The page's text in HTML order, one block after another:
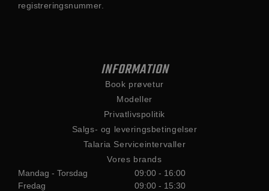
registreringsnummer.
INFORMATION
Book prøvetur
Modeller
Privatlivspolitik
Salgs- og leveringsbetingelser
Talaria Serviceintervaller
Vores brands
Mandag - Torsdag
09:00 - 16:00
Fredag
09:00 - 15:30